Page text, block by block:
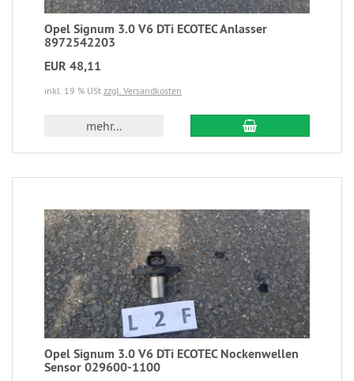
Opel Signum 3.0 V6 DTi ECOTEC Anlasser
8972542203
EUR 48,11
inkl. 19 % USt zzgl. Versandkosten
mehr...
Opel Signum 3.0 V6 DTi ECOTEC Nockenwellen
Sensor 029600-1100